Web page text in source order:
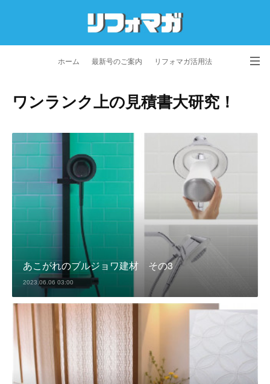
ホーム 最新号のご案内 リフォマガ活用法
お問い合わせ よくあるご質問 特定商取引法に基づく表記
ワンランク上の見積書大研究！
あこがれのブルジョワ建材 その3
2023.06.06 03:00